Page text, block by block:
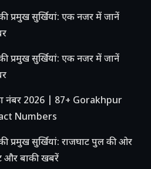
प्रमुख सुर्खियां: एक नजर में जानें
प्रमुख सुर्खियां: एक नजर में जानें
नंबर 2026 | 87+ Gorakhpur
Numbers
प्रमुख सुर्खियां: राजघाट पुल की ओर
और बाकी खबरें